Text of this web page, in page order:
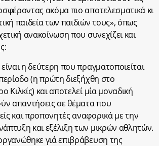
ακόμα πιο αποτελεσματικά κι
παιδεία των παιδιών τους», όπως
ανακοίνωση που συνεχίζει και
η δεύτερη που πραγματοποιείται
(η πρώτη διεξήχθη στο
Κιλκίς) και αποτελεί μία μοναδική
απαντήσεις σε θέματα που
και προπονητές αναφορικά με την
και εξέλιξη των μικρών αθλητών.
γιά επιβράβευση της